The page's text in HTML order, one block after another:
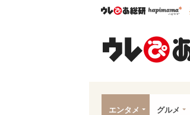
ウレぴあ
エンタメ グルメ